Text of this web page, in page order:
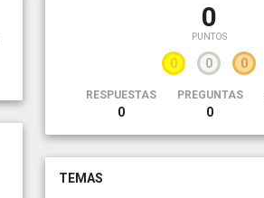
0
PUNTOS
0 0 0
RESPUESTAS
0
PREGUNTAS
0
TEMAS